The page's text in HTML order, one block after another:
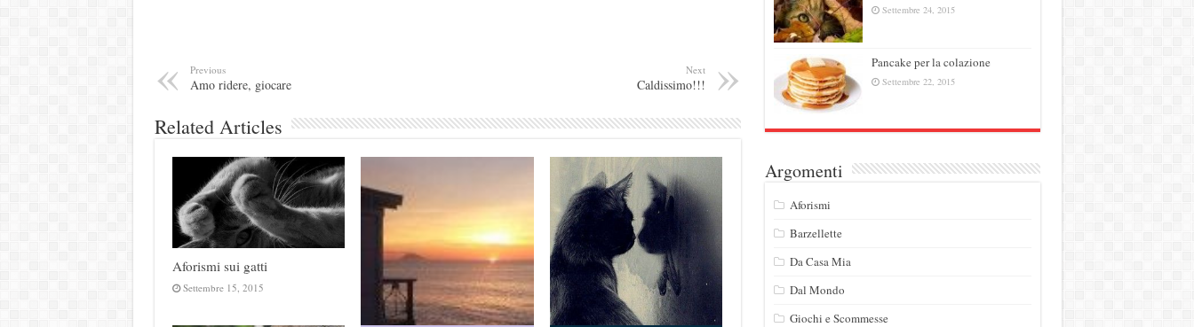
Previous
Amo ridere, giocare
Next
Caldissimo!!!
Related Articles
Aforismi sui gatti
Settembre 15, 2015
Settembre 24, 2015
Pancake per la colazione
Settembre 22, 2015
Argomenti
Aforismi
Barzellette
Da Casa Mia
Dal Mondo
Giochi e Scommesse